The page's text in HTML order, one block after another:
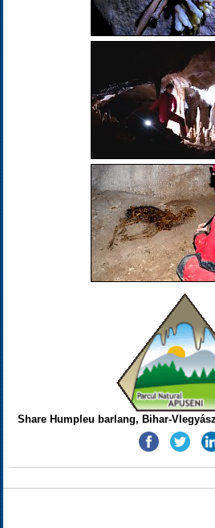
Share Humpleu barlang, Bihar-